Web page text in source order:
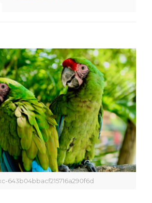
643b04bbacf215716a290f6d